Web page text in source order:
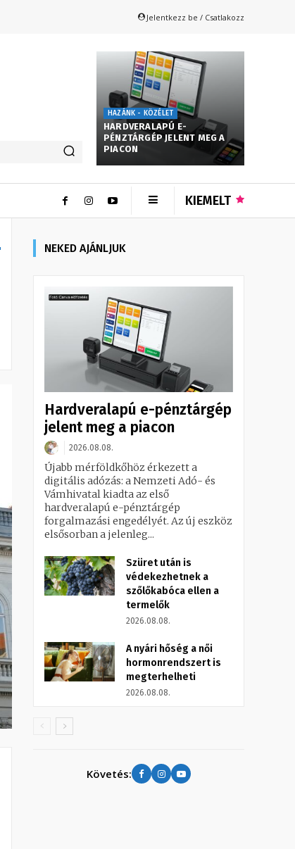
Jelentkezz be / Csatlakozz
HAZÁNK - KÖZÉLET
HARDVERALAPÚ E-
PÉNZTÁRGÉP JELENT MEG A
PIACON
KIEMELT
NEKED AJÁNLJUK
Hardveralapú e-pénztárgép
jelent meg a piacon
2026.08.08.
Újabb mérföldkőhöz érkezett a
digitális adózás: a Nemzeti Adó- és
Vámhivatal kiadta az első
hardveralapú e-pénztárgép
forgalmazási engedélyét. Az új eszköz
elsősorban a jelenleg...
Szüret után is
védekezhetnek a
szőlőkabóca ellen a
termelők
2026.08.08.
A nyári hőség a női
hormonrendszert is
megterhelheti
2026.08.08.
Követés: